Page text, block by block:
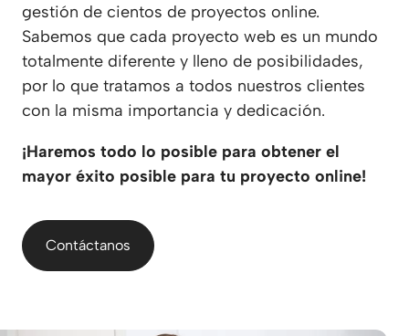
gestión de cientos de proyectos online.
Sabemos que cada proyecto web es un mundo
totalmente diferente y lleno de posibilidades,
por lo que tratamos a todos nuestros clientes
con la misma importancia y dedicación.
¡Haremos todo lo posible para obtener el
mayor éxito posible para tu proyecto online!
Contáctanos